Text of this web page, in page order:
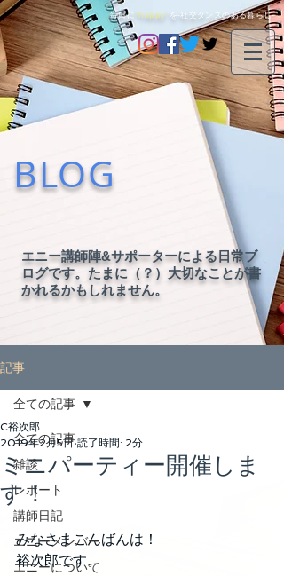
毎日に"happy" を-社交ダンスのある暮らし-
BLOG
エニー講師陣&サポーターによる日常ブ
ログです。たまに（？）大切なことが書
かれるかもしれません。
記事
全ての記事
雑談
レポート
講師日記
エニーメンバー
エニーについて
全ての記事
ミニパーティー開催しま
す！
C裕次郎
2019年2月5日 読了時間: 2分
みなさまこんばんは！
裕次郎です。